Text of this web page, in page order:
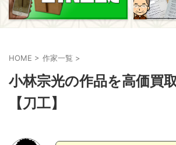
HOME > 作家一覧 >
小林宗光の作品を高価買
【刀工】